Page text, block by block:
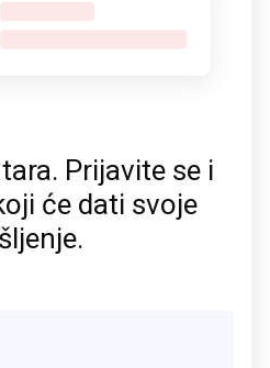
Prijavite se i
će dati svoje